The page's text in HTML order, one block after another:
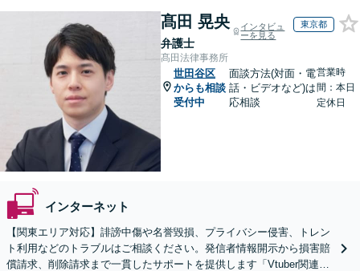
髙田 晃央
弁護士
インタビュ
ーを見る
東京都
髙田法律事務所
世田谷区
からも相談
受付中
面談方法(対面・電
話・ビデオなど)は
応相談
営業時
間：本日
定休日
インターネット
【関東エリア対応】誹謗中傷や名誉毀損、プライバシー侵害、トレン
ト利用などのトラブルはご相談ください。発信者情報開示から損害賠
償請求、削除請求まで一貫したサポートを提供します「Vtuber関連、